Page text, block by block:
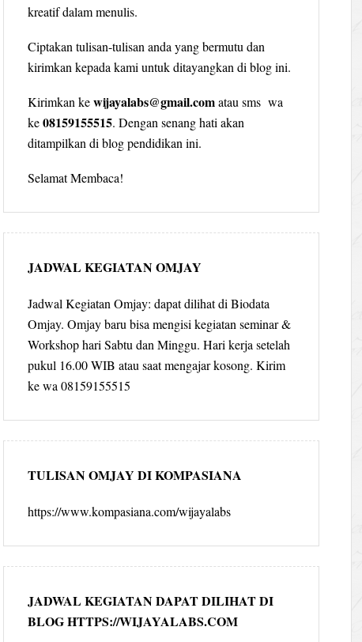
kreatif dalam menulis.
Ciptakan tulisan-tulisan anda yang bermutu dan
kirimkan kepada kami untuk ditayangkan di blog ini.
Kirimkan kewijayalabs@gmail.comatau sms wa
ke08159155515. Dengan senang hati akan
ditampilkan di blog pendidikan ini.
Selamat Membaca!
JADWAL KEGIATAN OMJAY
Jadwal Kegiatan Omjay: dapat dilihat di Biodata
Omjay. Omjay baru bisa mengisi kegiatan seminar &
Workshop hari Sabtu dan Minggu. Hari kerja setelah
pukul 16.00 WIB atau saat mengajar kosong. Kirim
ke wa 08159155515
TULISAN OMJAY DI KOMPASIANA
https://www.kompasiana.com/wijayalabs
JADWAL KEGIATAN DAPAT DILIHAT DI
BLOG HTTPS://WIJAYALABS.COM